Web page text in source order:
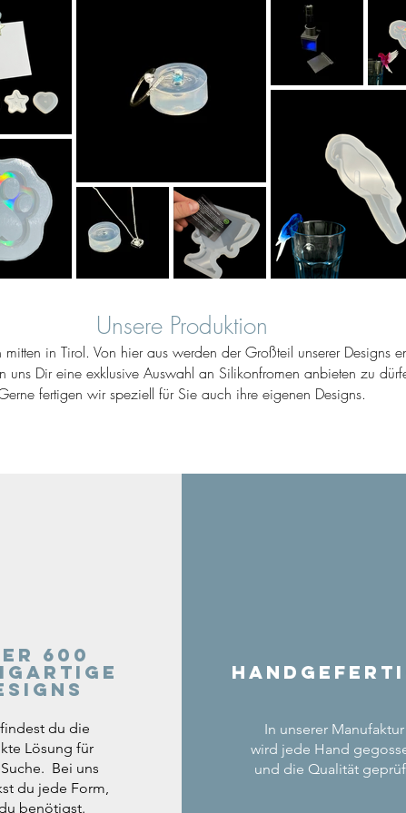
Unsere Produktion
mitten in Tirol. Von hier aus werden der Großteil unserer Designs
uns Dir eine exklusive Auswahl an Silikonfromen anbieten zu
fertigen wir speziell für Sie auch ihre eigenen Designs.
600
du die
Lösung für
Bei uns
du jede Form,
benötigst.
In unserer Manufaktur
wird jede Hand
und die Qualität